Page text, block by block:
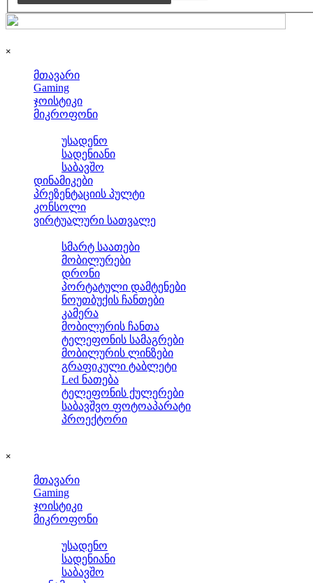
×
მთავარი
Gaming
ჯოისტიკი
მიკროფონი
უსადენო
სადენიანი
საბავშო
დინამიკები
პრეზენტაციის პულტი
კონსოლი
ვირტუალური სათვალე
სმარტ საათები
მობილურები
დრონი
პორტატული დამტენები
ნოუთბუქის ჩანთები
კამერა
მობილურის ჩანთა
ტელეფონის სამაგრები
მობილურის ლინზები
გრაფიკული ტაბლეტი
Led ნათება
ტელეფონის ქულერები
საბავშვო ფოტოაპარატი
პროექტორი
×
მთავარი
Gaming
ჯოისტიკი
მიკროფონი
უსადენო
სადენიანი
საბავშო